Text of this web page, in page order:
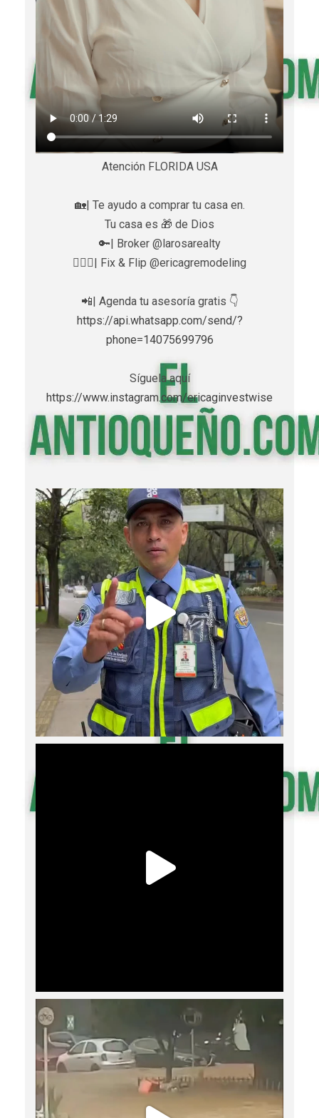
Atención FLORIDA USA
🏡| Te ayudo a comprar tu casa en.
Tu casa es 🎁 de Dios
🔑| Broker @larosarealty
👷🏼‍♀️| Fix & Flip @ericagremodeling
📲| Agenda tu asesoría gratis 👇
https://api.whatsapp.com/send/?
phone=14075699796
Síguela aquí
https://www.instagram.com/ericaginvestwise